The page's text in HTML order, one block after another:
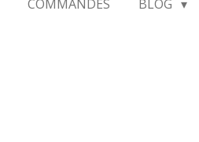
COMMANDES BLOG